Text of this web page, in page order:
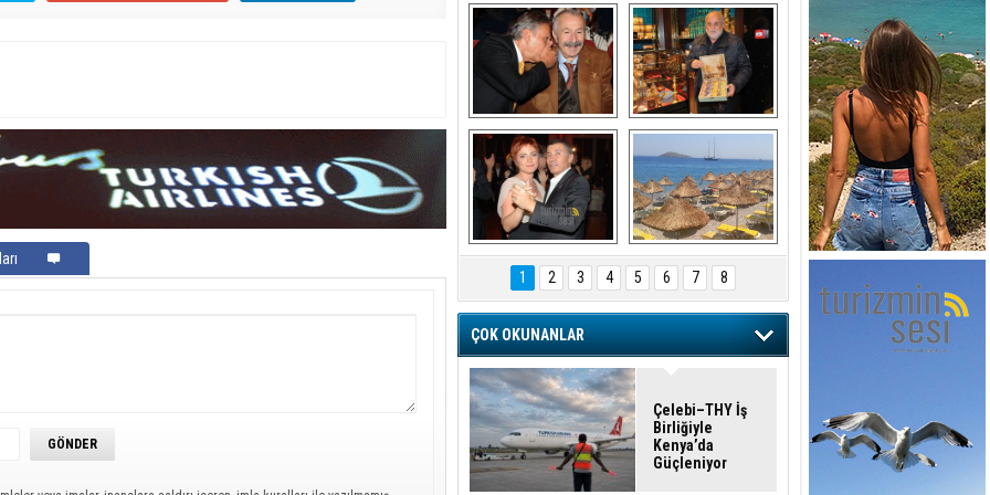
Başaran ULUSOY ve
Firuz BAĞLIKAYA
Avni Ongurlar ile
MURAT DEDEMAN
TATİL
1
2 3 4 5 6 7 8
ÇOK OKUNANLAR
Çelebi–THY İş
Birliğiyle
Kenya’da
Güçleniyor